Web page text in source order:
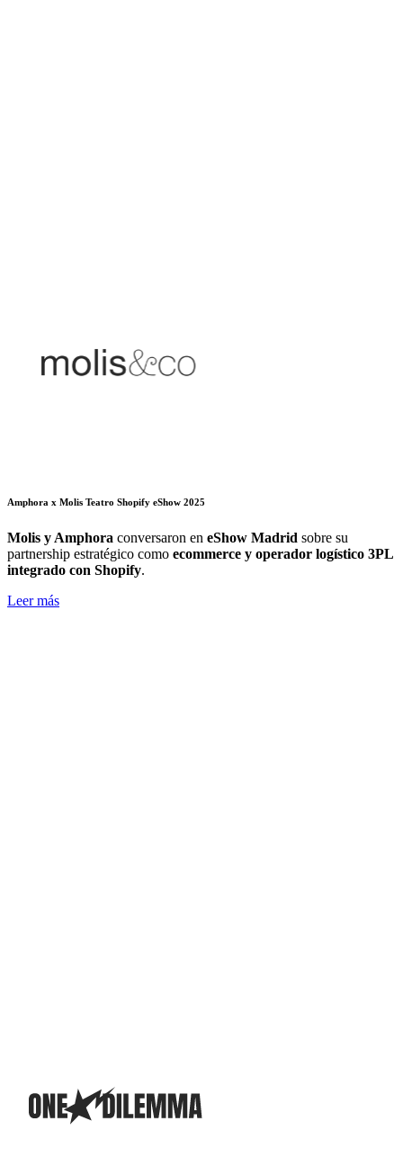
Amphora x Molis Teatro Shopify eShow 2025
Molis y Amphora conversaron en eShow Madrid sobre su
partnership estratégico como ecommerce y operador logístico 3PL
integrado con Shopify.
Leer más